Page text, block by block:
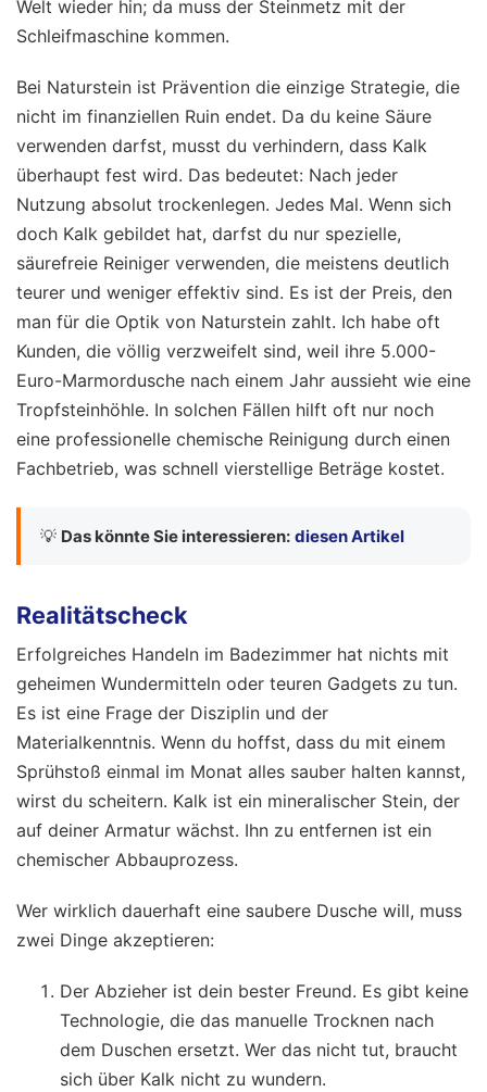
Welt wieder hin; da muss der Steinmetz mit der
Schleifmaschine kommen.
Bei Naturstein ist Prävention die einzige Strategie, die
nicht im finanziellen Ruin endet. Da du keine Säure
verwenden darfst, musst du verhindern, dass Kalk
überhaupt fest wird. Das bedeutet: Nach jeder
Nutzung absolut trockenlegen. Jedes Mal. Wenn sich
doch Kalk gebildet hat, darfst du nur spezielle,
säurefreie Reiniger verwenden, die meistens deutlich
teurer und weniger effektiv sind. Es ist der Preis, den
man für die Optik von Naturstein zahlt. Ich habe oft
Kunden, die völlig verzweifelt sind, weil ihre 5.000-
Euro-Marmordusche nach einem Jahr aussieht wie eine
Tropfsteinhöhle. In solchen Fällen hilft oft nur noch
eine professionelle chemische Reinigung durch einen
Fachbetrieb, was schnell vierstellige Beträge kostet.
💡 Das könnte Sie interessieren: diesen Artikel
Realitätscheck
Erfolgreiches Handeln im Badezimmer hat nichts mit
geheimen Wundermitteln oder teuren Gadgets zu tun.
Es ist eine Frage der Disziplin und der
Materialkenntnis. Wenn du hoffst, dass du mit einem
Sprühstoß einmal im Monat alles sauber halten kannst,
wirst du scheitern. Kalk ist ein mineralischer Stein, der
auf deiner Armatur wächst. Ihn zu entfernen ist ein
chemischer Abbauprozess.
Wer wirklich dauerhaft eine saubere Dusche will, muss
zwei Dinge akzeptieren:
Der Abzieher ist dein bester Freund. Es gibt keine
Technologie, die das manuelle Trocknen nach
dem Duschen ersetzt. Wer das nicht tut, braucht
sich über Kalk nicht zu wundern.